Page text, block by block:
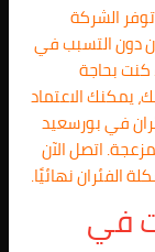
توفر الشركة
دون التسبب في
كنت بحاجة
يمكنك الاعتماد
في بورسعيد
اتصل الآن
الفئران نهائيًا.
في